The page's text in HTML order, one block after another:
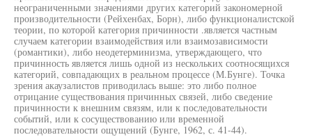
неограниченными значениями других категорий закономерной
производительности (Рейхенбах, Борн), либо функционалистской
теории, по которой категория причинности .является частным
случаем категории взаимодействия или взаимозависимости
(романтики), либо неодетерминизма, утверждающего, что
причинность является лишь одной из нескольких соотносящихся
категорий, совпадающих в реальном процессе (М.Бунге). Точка
зрения акаузалистов приводилась выше: это либо полное
отрицание существования причинных связей, либо сведение
причинности к внешним связям, или к последовательности
событий, или к сосуществованию или временной
последовательности ощущений (Бунге, 1962, с. 41-44).